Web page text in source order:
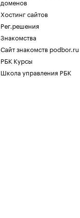
доменов
Хостинг сайтов
Рег.решения
Знакомства
Сайт знакомств podbor.ru
РБК Курсы
Школа управления РБК